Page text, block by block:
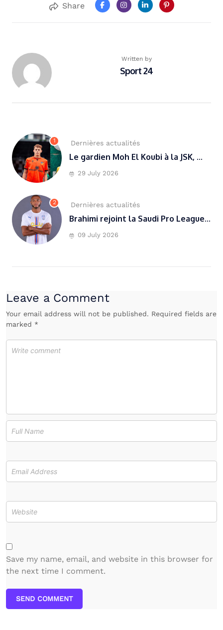
Share
Written by
Sport 24
1 Dernières actualités
Le gardien Moh El Koubi à la JSK, ...
29 July 2026
2 Dernières actualités
Brahimi rejoint la Saudi Pro League...
09 July 2026
Leave a Comment
Your email address will not be published. Required fields are
marked *
Save my name, email, and website in this browser for
the next time I comment.
SEND COMMENT